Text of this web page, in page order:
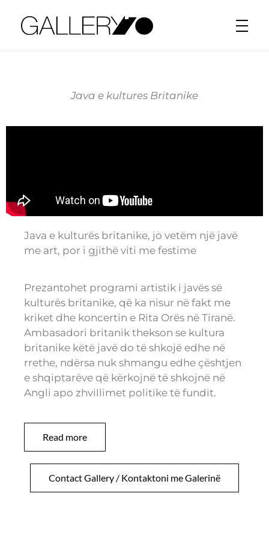
Java e kultures Britanike
Java e kulturës britanike, jo vetëm një javë
me art, por i gjithë viti me festime
Prezantohet programi artistik i javës së
kulturës britanike, që ka nisur në fakt me
kriket dhe koncertin e Rita Orës në Tiranë.
Ambasadori britanik thekson se kultura
britanike këtë javë do të shkojë edhe në
rrethe, ndërsa nuk shmangu edhe çështjen
e shqiptarëve që kërkojnë të shkojnë në
Angli apo zhvillimet politike të fundit.
Read more
Contact Gallery / Kontaktoni me Galerinë